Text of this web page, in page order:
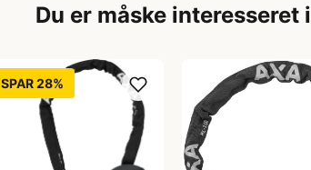
Du er måske interesseret i
SPAR 28%